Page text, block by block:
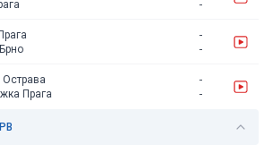
-
-
-
Острава
-
-
Прага